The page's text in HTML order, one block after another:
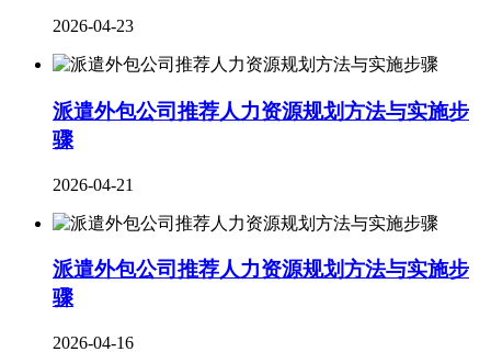
2026-04-23
派遣外包公司推荐人力资源规划方法与实施步
骤
2026-04-21
派遣外包公司推荐人力资源规划方法与实施步
骤
2026-04-16